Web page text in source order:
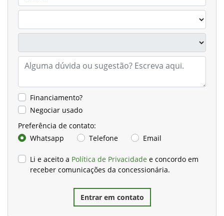
Financiamento?
Negociar usado
Preferência de contato:
Whatsapp
Telefone Email
Li e aceito a Política de Privacidade e concordo em
receber comunicações da concessionária.
Entrar em contato